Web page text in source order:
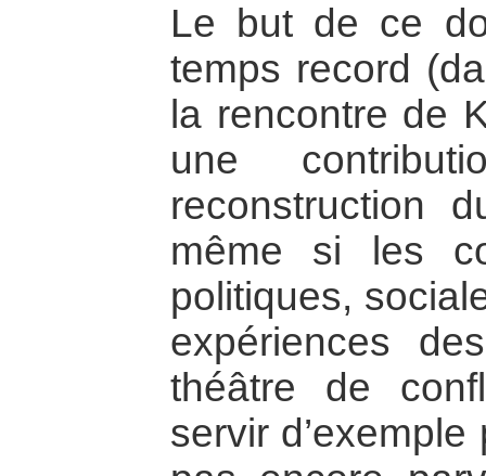
Le but de ce
temps record
la rencontre de
une
reconstruction
même si les
politiques,
expériences
théâtre de
servir